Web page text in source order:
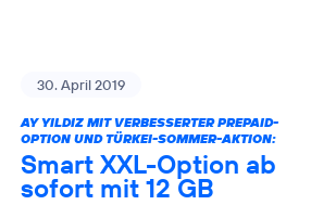
30. April 2019
AY YILDIZ MIT VERBESSERTER PREPAID-
OPTION UND TÜRKEI-SOMMER-AKTION:
Smart XXL-Option ab
sofort mit 12 GB